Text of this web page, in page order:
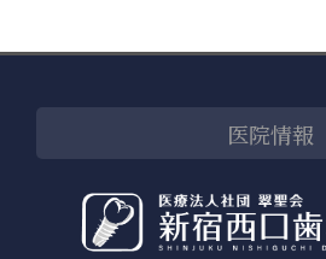
医院情報